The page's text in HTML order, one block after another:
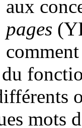
aux
pages
mots